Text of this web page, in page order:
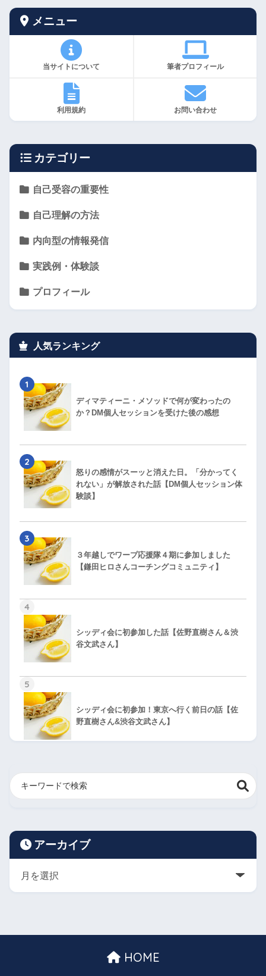
メニュー
当サイトについて 筆者プロフィール
利用規約 お問い合わせ
カテゴリー
自己受容の重要性
自己理解の方法
内向型の情報発信
実践例・体験談
プロフィール
人気ランキング
1
ディマティーニ・メソッドで何が変わったの
か？DM個人セッションを受けた後の感想
2
怒りの感情がスーッと消えた日。「分かってく
れない」が解放された話【DM個人セッション体
験談】
3
３年越しでワープ応援隊４期に参加しました
【鎌田ヒロさんコーチングコミュニティ】
4
シッディ会に初参加した話【佐野直樹さん＆渋
谷文武さん】
5
シッディ会に初参加！東京へ行く前日の話【佐
野直樹さん&渋谷文武さん】
アーカイブ
HOME